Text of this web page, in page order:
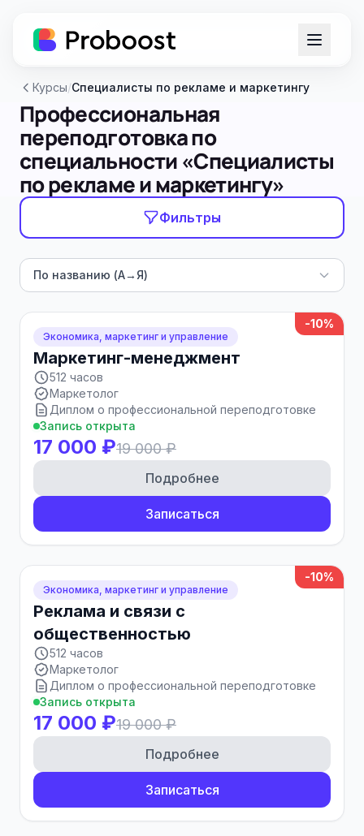
Курсы/Специалисты по рекламе и маркетингу
Профессиональная
переподготовка по
специальности «Специалисты
по рекламе и маркетингу»
Фильтры
По названию (А→Я)
-10%
Экономика, маркетинг и управление
Маркетинг-менеджмент
512 часов
Маркетолог
Диплом о профессиональной переподготовке
Запись открыта
17 000 ₽19 000 ₽
Подробнее
Записаться
-10%
Экономика, маркетинг и управление
Реклама и связи с
общественностью
512 часов
Маркетолог
Диплом о профессиональной переподготовке
Запись открыта
17 000 ₽19 000 ₽
Подробнее
Записаться